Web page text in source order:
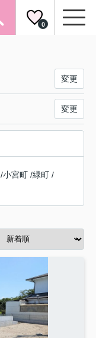
0
変更
変更
/小宮町 /緑町 /